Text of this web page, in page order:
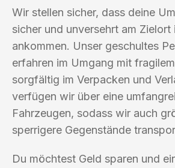
Wir stellen sicher, dass deine
sicher und unversehrt am Zielort
ankommen. Unser geschultes
erfahren im Umgang mit
sorgfältig im Verpacken und
verfügen wir über eine
Fahrzeugen, sodass wir auch
sperrigere Gegenstände
Du möchtest Geld sparen und